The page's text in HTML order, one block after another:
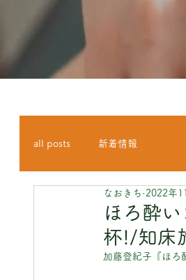
all posts 新着情報
ほろ酔
杯!/知床
なおきち 2022年
加藤登紀子『ほろ